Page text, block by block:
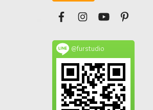
@furstudio